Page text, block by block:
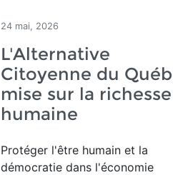
24 mai, 2026
L'Alternative
Citoyenne du
mise sur la richesse
humaine
Protéger l'être humain et la
démocratie dans l'économie